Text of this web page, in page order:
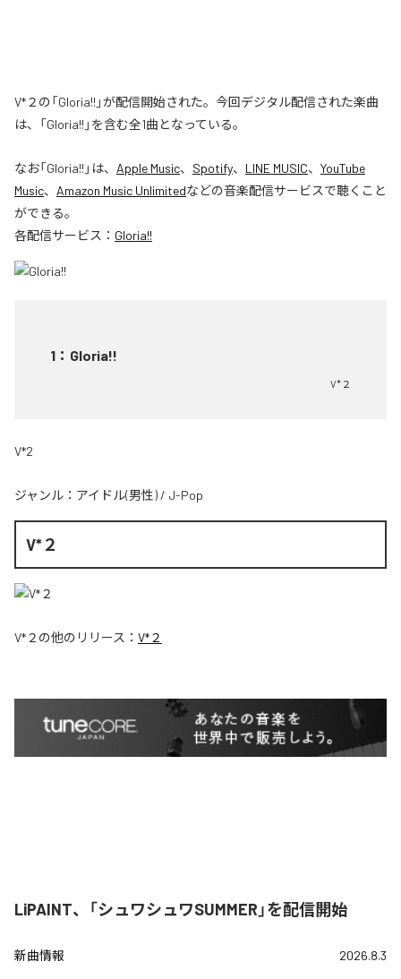
V*２の「Gloria!!」が配信開始された。今回デジタル配信された楽曲
は、「Gloria!!」を含む全1曲となっている。
なお「Gloria!! 」は、 Apple Music、 Spotify、 LINE MUSIC、 YouTube
Music、 Amazon Music Unlimitedなどの音楽配信サービスで聴くこと
ができる。
各配信サービス： Gloria!!
1 ： Gloria!!
V*２
V*2
ジャンル： アイドル(男性) / J-Pop
V*２
V*２ の他のリリース： V*２
LiPAINT、「シュワシュワSUMMER」を配信開始
新曲情報 2026.8.3